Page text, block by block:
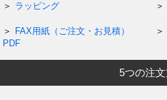
ラッピング
FAX用紙（ご注文・お見積）
PDF
5つの注